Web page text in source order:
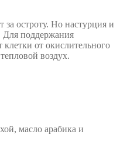
остроту. Но настурция и
Для поддержания
от окислительного
воздух.
масло арабика и